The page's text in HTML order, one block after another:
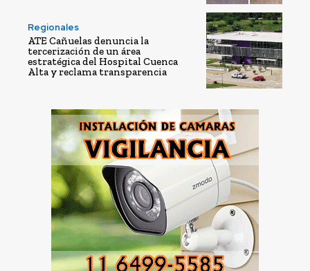
Regionales
ATE Cañuelas denuncia la
tercerización de un área
estratégica del Hospital Cuenca
Alta y reclama transparencia